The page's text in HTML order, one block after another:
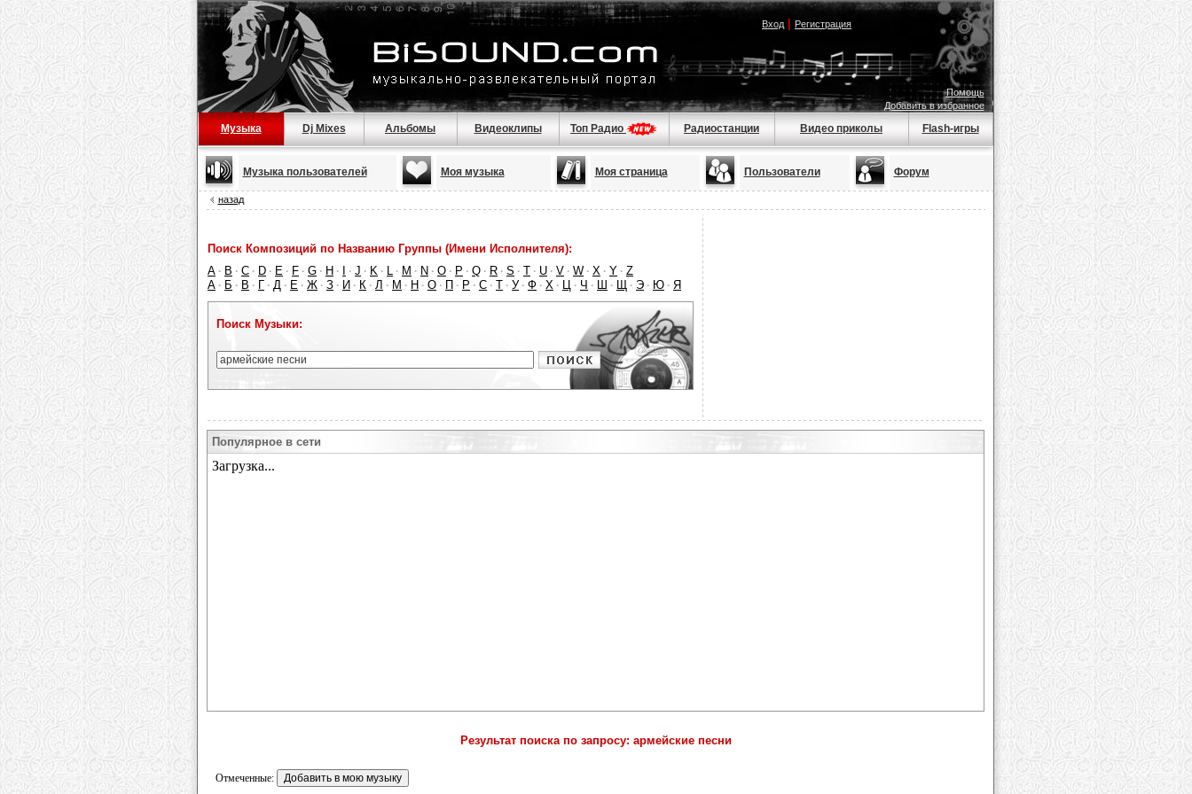
Вход| Регистрация
Помощь
Добавить в избранное
Музыка Dj Mixes Альбомы Видеоклипы Топ Радио Радиостанции Видео приколы Flash-игры
Музыка пользователей Моя музыка Моя страница Пользователи Форум
назад
Поиск Композиций по Названию Группы (Имени Исполнителя):
A · B · C · D · E · F · G · H · · J · K · L · M · N · O · P · Q · R · S · T · U · V · W · X · Y · Z
А · Б · В · Г · Д · Е · Ж · З · И · К · Л · М · Н · О · П · Р · С · Т · У · Ф · Х · Ц · Ч · Ш · Щ · Э · Ю · Я
Поиск Музыки:
Популярное в сети
Результат поиска по запросу: армейские песни
Отмеченные: